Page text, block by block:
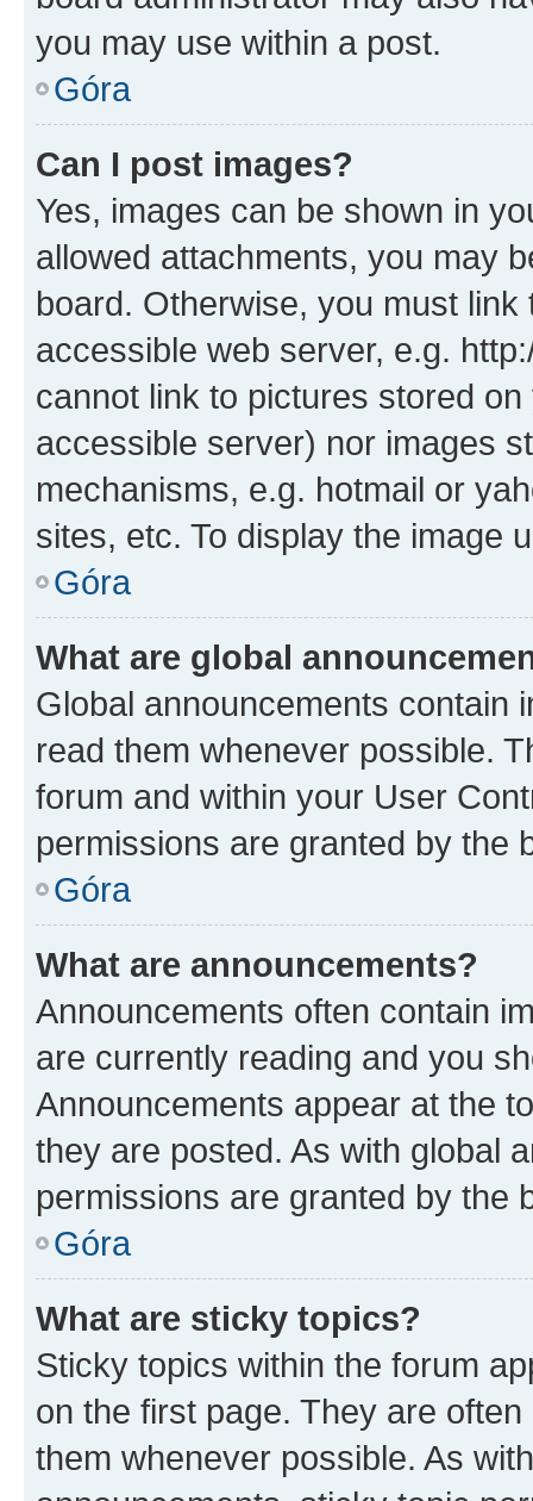
you may use within a post.
Góra
Can I post images?
Yes, images can be shown in
allowed attachments, you may
board. Otherwise, you must
accessible web server, e.g.
cannot link to pictures stored
accessible server) nor images
mechanisms, e.g. hotmail or
sites, etc. To display the image
Góra
What are global
Global announcements contain
read them whenever possible.
forum and within your User
permissions are granted by the
Góra
What are announcements?
Announcements often contain
are currently reading and you
Announcements appear at the
they are posted. As with global
permissions are granted by the
Góra
What are sticky topics?
Sticky topics within the forum
on the first page. They are
them whenever possible. As